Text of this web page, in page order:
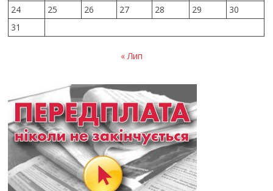
24
25 26 27 28 29
30
31
« Лип